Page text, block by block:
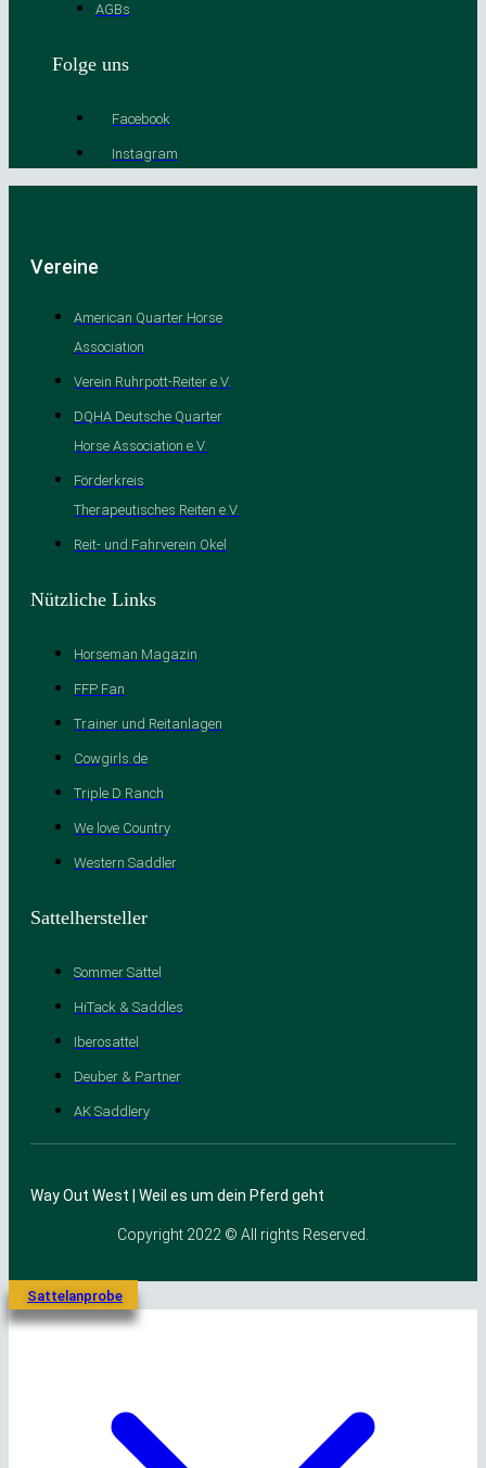
AGBs
Folge uns
Facebook
Instagram
Vereine
American Quarter Horse
Association
Verein Ruhrpott-Reiter e.V.
DQHA Deutsche Quarter
Horse Association e.V.
Förderkreis
Therapeutisches Reiten e.V.
Reit- und Fahrverein Okel
Nützliche Links
Horseman Magazin
FFP Fan
Trainer und Reitanlagen
Cowgirls.de
Triple D Ranch
We love Country
Western Saddler
Sattelhersteller
Sommer Sättel
HiTack & Saddles
Iberosattel
Deuber & Partner
AK Saddlery
Way Out West | Weil es um dein Pferd geht
Copyright 2022 © All rights Reserved.
Sattelanprobe